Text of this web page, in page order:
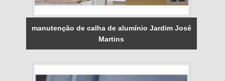
manutenção de calha de alumínio Jardim José
Martins